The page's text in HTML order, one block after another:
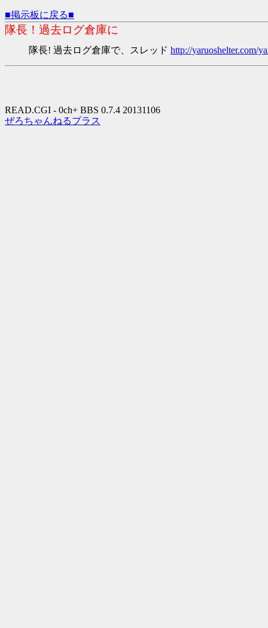
■掲示板に戻る■
隊長！過去ログ倉庫に
隊長! 過去ログ倉庫で、スレッド http://yaruoshelter.com/
READ.CGI - 0ch+ BBS 0.7.4 20131106
ぜろちゃんねるプラス